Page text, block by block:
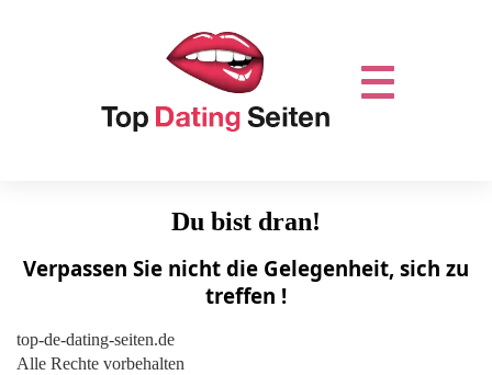
Du bist dran!
Verpassen Sie nicht die Gelegenheit, sich zu
treffen !
top-de-dating-seiten.de
Alle Rechte vorbehalten